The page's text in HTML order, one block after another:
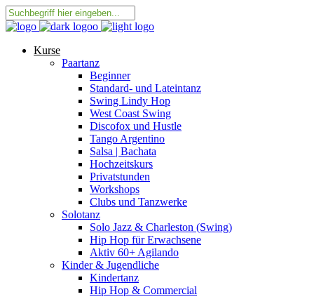
Kurse
Paartanz
Beginner
Standard- und Lateintanz
Swing Lindy Hop
West Coast Swing
Discofox und Hustle
Tango Argentino
Salsa | Bachata
Hochzeitskurs
Privatstunden
Workshops
Clubs und Tanzwerke
Solotanz
Solo Jazz & Charleston (Swing)
Hip Hop für Erwachsene
Aktiv 60+ Agilando
Kinder & Jugendliche
Kindertanz
Hip Hop & Commercial